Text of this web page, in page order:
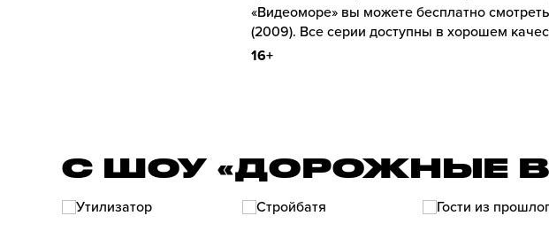
«Видеоморе» вы можете бесплатно
(2009). Все серии доступны в хорошем
16+
С ШОУ «ДОРОЖНЫЕ